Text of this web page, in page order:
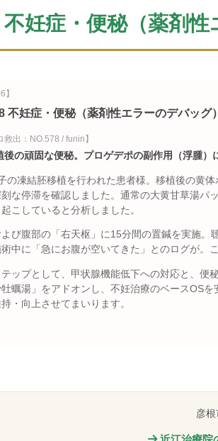
妊症・便秘（薬剤性
】
不妊症・便秘（薬剤性エラーのデバッグ）
救出：NO.578 / funin】
後の頑固な便秘。プロゲデポの副作用（浮腫
の凍結胚移植を行われた患者様。移植後の黄
刻な停滞を確認しました。通常の大黄甘草湯パ
こしていると分析しました。
び腹部の「右天枢」に15分間の置鍼を実施。
中に「急にお腹が空いてきた」とのログが。
テップとして、甲状腺機能低下への対応と、便
蠣湯」をアドオンし、不妊治療のベースOS
・向上させてまいります。
彦